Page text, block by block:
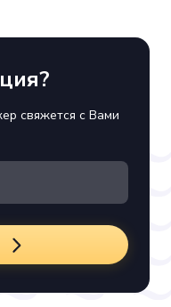
свяжется с Вами